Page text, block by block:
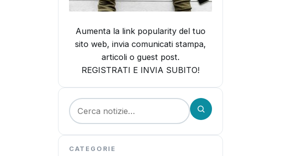
Aumenta la link popularity del tuo
sito web, invia comunicati stampa,
articoli o guest post.
REGISTRATI E INVIA SUBITO!
Cerca:
CATEGORIE